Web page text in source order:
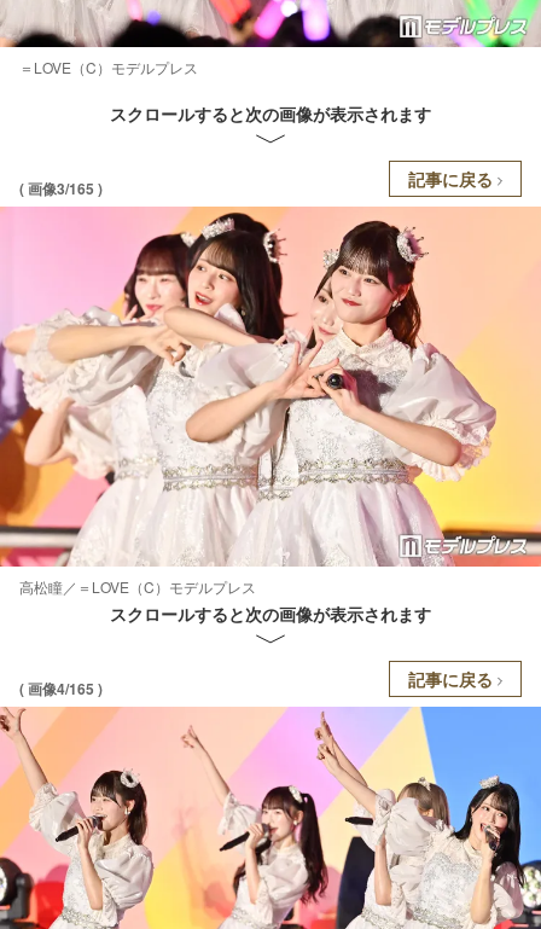
＝LOVE（C）モデルプレス
スクロールすると次の画像が表示されます
( 画像3/165 ) 記事に戻る
高松瞳／＝LOVE（C）モデルプレス
スクロールすると次の画像が表示されます
( 画像4/165 ) 記事に戻る